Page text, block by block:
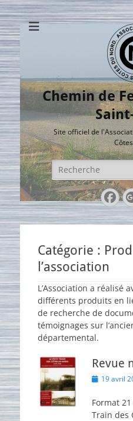
Chemin de
Site officiel de
Rechercher :
Catégorie :
l’association
L’Association a réalisé
différents produits en
de recherche de
témoignages sur
départemental.
Revue
Posted19 avril
Format
Train des